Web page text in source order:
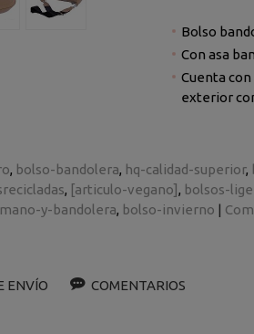
Bolso
Con asa
Cuenta
exterior
bolso-bandolera hq-calidad-superior
[articulo-vegano] bolsos-
y-bandolera bolso-invierno |
ENVÍO COMENTARIOS